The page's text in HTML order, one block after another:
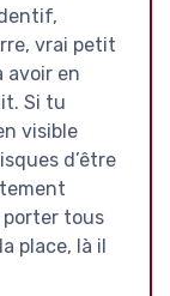
vrai petit
avoir en
Si tu
visible
d’être
porter tous
place, là il